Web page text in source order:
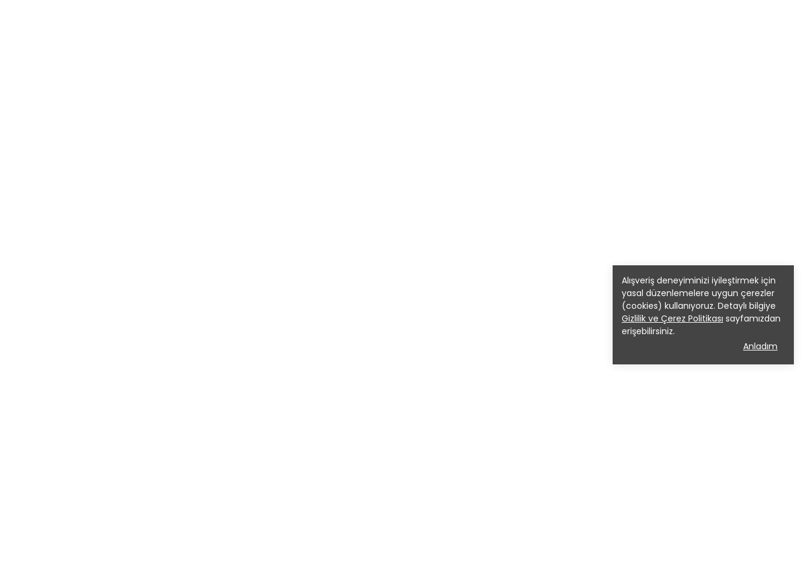
Alışveriş deneyiminizi iyileştirmek için
yasal düzenlemelere uygun çerezler
(cookies) kullanıyoruz. Detaylı bilgiye
Gizlilik ve Çerez Politikası sayfamızdan
erişebilirsiniz.
Anladım